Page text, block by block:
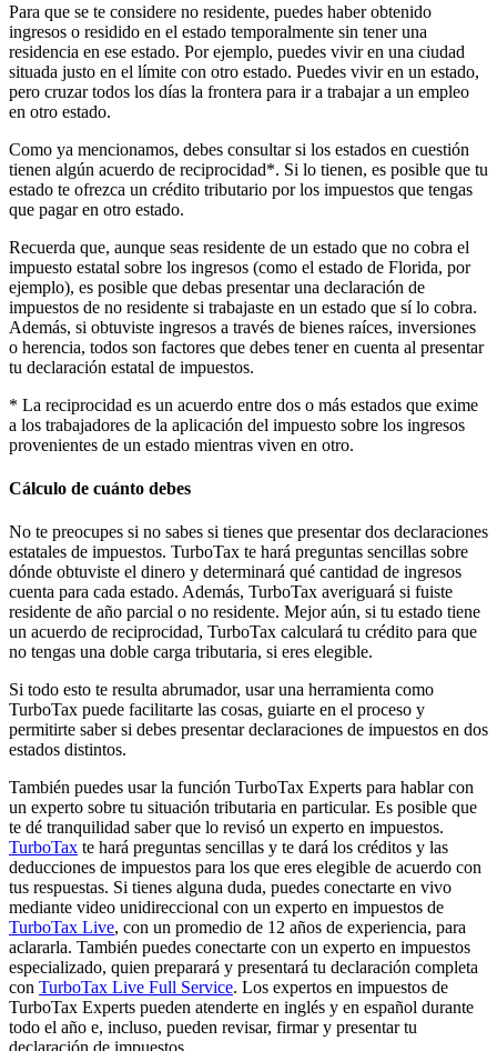
Para que se te considere no residente, puedes haber obtenido
ingresos o residido en el estado temporalmente sin tener una
residencia en ese estado. Por ejemplo, puedes vivir en una ciudad
situada justo en el límite con otro estado. Puedes vivir en un estado,
pero cruzar todos los días la frontera para ir a trabajar a un empleo
en otro estado.
Como ya mencionamos, debes consultar si los estados en cuestión
tienen algún acuerdo de reciprocidad*. Si lo tienen, es posible que tu
estado te ofrezca un crédito tributario por los impuestos que tengas
que pagar en otro estado.
Recuerda que, aunque seas residente de un estado que no cobra el
impuesto estatal sobre los ingresos (como el estado de Florida, por
ejemplo), es posible que debas presentar una declaración de
impuestos de no residente si trabajaste en un estado que sí lo cobra.
Además, si obtuviste ingresos a través de bienes raíces, inversiones
o herencia, todos son factores que debes tener en cuenta al presentar
tu declaración estatal de impuestos.
* La reciprocidad es un acuerdo entre dos o más estados que exime
a los trabajadores de la aplicación del impuesto sobre los ingresos
provenientes de un estado mientras viven en otro.
Cálculo de cuánto debes
No te preocupes si no sabes si tienes que presentar dos declaraciones
estatales de impuestos. TurboTax te hará preguntas sencillas sobre
dónde obtuviste el dinero y determinará qué cantidad de ingresos
cuenta para cada estado. Además, TurboTax averiguará si fuiste
residente de año parcial o no residente. Mejor aún, si tu estado tiene
un acuerdo de reciprocidad, TurboTax calculará tu crédito para que
no tengas una doble carga tributaria, si eres elegible.
Si todo esto te resulta abrumador, usar una herramienta como
TurboTax puede facilitarte las cosas, guiarte en el proceso y
permitirte saber si debes presentar declaraciones de impuestos en dos
estados distintos.
También puedes usar la función TurboTax Experts para hablar con
un experto sobre tu situación tributaria en particular. Es posible que
te dé tranquilidad saber que lo revisó un experto en impuestos.
TurboTax te hará preguntas sencillas y te dará los créditos y las
deducciones de impuestos para los que eres elegible de acuerdo con
tus respuestas. Si tienes alguna duda, puedes conectarte en vivo
mediante video unidireccional con un experto en impuestos de
TurboTax Live, con un promedio de 12 años de experiencia, para
aclararla. También puedes conectarte con un experto en impuestos
especializado, quien preparará y presentará tu declaración completa
con TurboTax Live Full Service. Los expertos en impuestos de
TurboTax Experts pueden atenderte en inglés y en español durante
todo el año e, incluso, pueden revisar, firmar y presentar tu